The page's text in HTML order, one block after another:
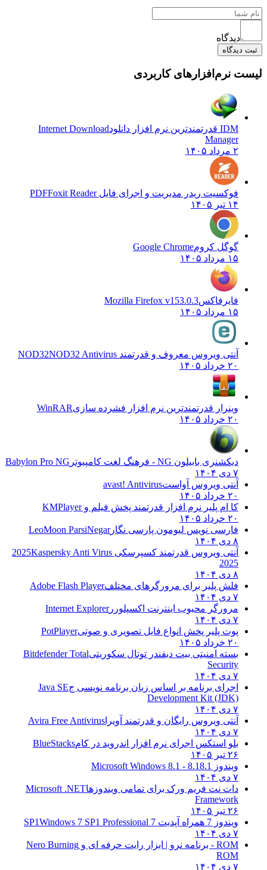
دیدگاه
نرم‌افزارهای کاربردی
Internet Download
Manager
فوکسیت ریدر مدیریت و اجرای فایل PDF Foxit Reader
گوگل کروم Google Chrome
فایرفاکسMozilla Firefox v153.0.3
آنتی ویروس معروف و قدرتمند NOD32 NOD32 Antivirus
وینرار قدرتمندترین نرم افزار فشرده سازیWinRAR
دیکشنری بابیلون NG - فرهنگ لغت کامپیوتر
Babylon Pro NG
آنتی ویروس آواستavast! Antivirus
کا ام پلیر نرم افزار قدرتمند پخش فیلم وKMPlayer
فارسی نویس لیومون پارسی نگار LeoMoon ParsiNegar
آنتی ویروس قدرتمند کسپرسکی 2025Kaspersky Anti Virus
فلش پلیر برای مرورگرهای مختلفAdobe Flash Player
مرورگر محبوب اینترنت اکسپلوررInternet Explorer
پوت پلیر پخش انواع فایل تصویری و صوتیPotPlayer
بسته امنیتی بیت دیفندر توتال سکوریتیBitdefender Total
Security
اجرای برنامه بر اساس زبان برنامه نویسی جJava SE
Development Kit (JDK)
آنتی ویروس رایگان و قدرتمند آویراAvira Free Antivirus
بلو استکس اجرای نرم افزار اندروید در کامBlueStacks
ویندوز 8.18.1 - Microsoft Windows 8.1
دات نت فریم ورک برای تمامی ویندوزهاMicrosoft .NET
Framework
ویندوز 7 همراه آپدیت 7 SP1
Windows 7 SP1 Professional
ROM - برنامه نرو | ابزار رایت حرفه ای و
Nero Burning
ROM